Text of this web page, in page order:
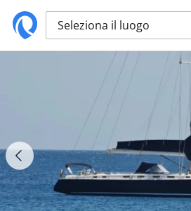
Seleziona il luogo